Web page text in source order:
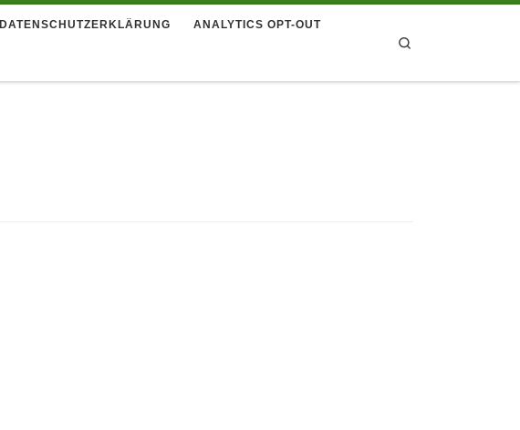
DATENSCHUTZERKLÄRUNG ANALYTICS OPT-OUT